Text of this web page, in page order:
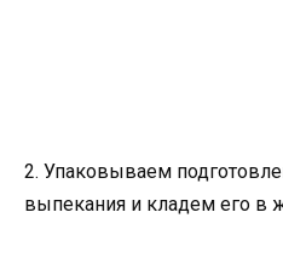
2. Упаковываем
выпекания и кладем его в